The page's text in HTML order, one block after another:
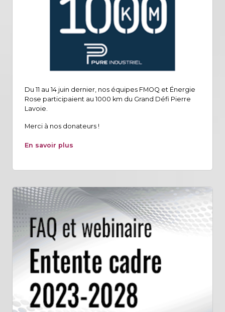
Du 11 au 14 juin dernier, nos équipes FMOQ et Énergie
Rose participaient au 1000 km du Grand Défi Pierre
Lavoie.
Merci à nos donateurs !
En savoir plus